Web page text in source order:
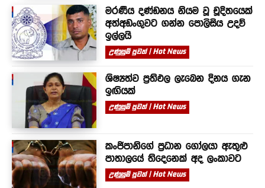
මරණීය දණ්ඩනය නියම වූ චූදිතයෙක්
අත්අඩංගුවට ගන්න පොලිසිය උදව්
ඉල්ලයි
උණුසුම් පුවත් | Hot News
ශිෂ්‍යත්ව ප්‍රතිඵල ලැබෙන දිනය ගැන
ඉඟියක්
උණුසුම් පුවත් | Hot News
කංජිපානිගේ ප්‍රධාන ගෝලයා ඇතුළු
පාතාලයේ තිදෙනෙක් අද ලංකාවට
උණුසුම් පුවත් | Hot News